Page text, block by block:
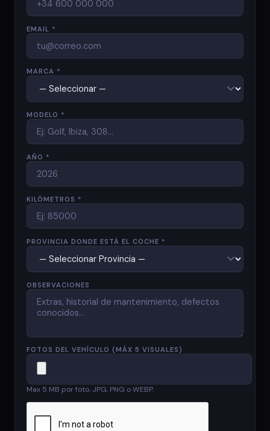
EMAIL *
MARCA *
MODELO *
AÑO *
KILÓMETROS *
PROVINCIA DONDE ESTÁ EL COCHE *
OBSERVACIONES
FOTOS DEL VEHÍCULO (MÁX 5 VISUALES)
Max 5 MB por foto. JPG, PNG o WEBP.